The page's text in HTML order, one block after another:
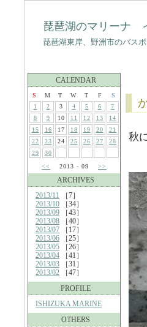
琵琶湖のマリーナ
琵琶湖東岸、野洲市のバス
CALENDAR
S M T W T F
S
1
2 3 4 5 6
7
8
9 10 11 12 13
14
15
16 17 18 19 20
21
22
23 24 25 26 27
28
29
30
<<
2013 - 09 >>
ARCHIVES
2013/11 ［7］
2013/10 ［34］
2013/09 ［43］
2013/08 ［40］
2013/07 ［17］
2013/06 ［25］
2013/05 ［26］
2013/04 ［41］
2013/03 ［31］
2013/02 ［47］
PROFILE
ISHIZUKA MARINE
OTHERS
秋